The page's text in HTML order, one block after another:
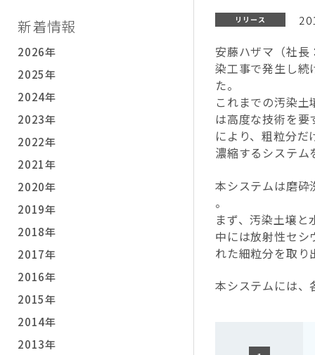
新着情報
2026年
2025年
2024年
2023年
2022年
2021年
2020年
2019年
2018年
2017年
2016年
2015年
2014年
2013年
リリース
安藤ハザマ（社
染工事で発生し続
た。
これまでの汚染
は高度な技術を
により、粗粒分
濃縮するシステ
本システムは磨砕
。
まず、汚染土壌
中には放射性セ
れた細粒分を取り
本システムには、